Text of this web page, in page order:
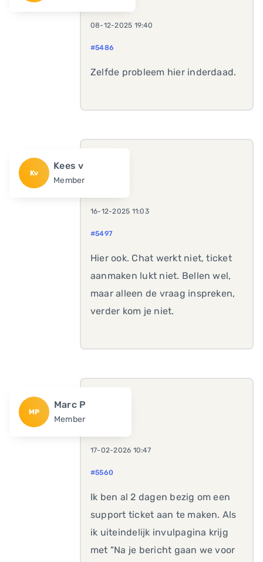
08-12-2025 19:40
#5486
Zelfde probleem hier inderdaad.
Kv
Kees v
Member
16-12-2025 11:03
#5497
Hier ook. Chat werkt niet, ticket
aanmaken lukt niet. Bellen wel,
maar alleen de vraag inspreken,
verder kom je niet.
MP
Marc P
Member
17-02-2026 10:47
#5560
Ik ben al 2 dagen bezig om een
support ticket aan te maken. Als
ik uiteindelijk invulpagina krijg
met "Na je bericht gaan we voor